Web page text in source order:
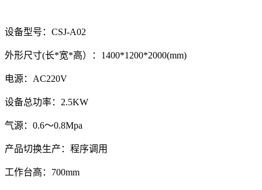
设备型号：CSJ-A02
外形尺寸(长*宽*高）：1400*1200*2000(mm)
电源：AC220V
设备总功率：2.5KW
气源：0.6～0.8Mpa
产品切换生产：程序调用
工作台高：700mm